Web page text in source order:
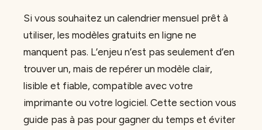
Si vous souhaitez un calendrier mensuel prêt à
utiliser, les modèles gratuits en ligne ne
manquent pas. L’enjeu n’est pas seulement d’en
trouver un, mais de repérer un modèle clair,
lisible et fiable, compatible avec votre
imprimante ou votre logiciel. Cette section vous
guide pas à pas pour gagner du temps et éviter